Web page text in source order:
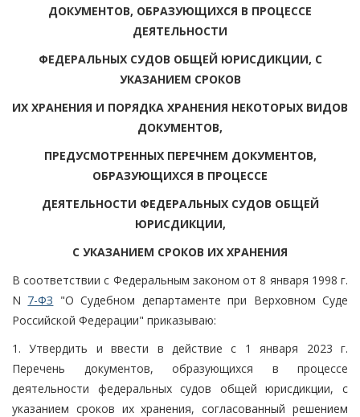
ДОКУМЕНТОВ, ОБРАЗУЮЩИХСЯ В ПРОЦЕССЕ
ДЕЯТЕЛЬНОСТИ
ФЕДЕРАЛЬНЫХ СУДОВ ОБЩЕЙ ЮРИСДИКЦИИ, С
УКАЗАНИЕМ СРОКОВ
ИХ ХРАНЕНИЯ И ПОРЯДКА ХРАНЕНИЯ НЕКОТОРЫХ ВИДОВ
ДОКУМЕНТОВ,
ПРЕДУСМОТРЕННЫХ ПЕРЕЧНЕМ ДОКУМЕНТОВ,
ОБРАЗУЮЩИХСЯ В ПРОЦЕССЕ
ДЕЯТЕЛЬНОСТИ ФЕДЕРАЛЬНЫХ СУДОВ ОБЩЕЙ
ЮРИСДИКЦИИ,
С УКАЗАНИЕМ СРОКОВ ИХ ХРАНЕНИЯ
В соответствии с Федеральным законом от 8 января 1998 г.
N 7-ФЗ "О Судебном департаменте при Верховном Суде
Российской Федерации" приказываю:
1. Утвердить и ввести в действие с 1 января 2023 г.
Перечень документов, образующихся в процессе
деятельности федеральных судов общей юрисдикции, с
указанием сроков их хранения, согласованный решением